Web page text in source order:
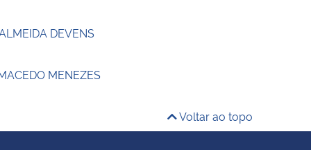
DEVENS
MENEZES
Voltar ao topo